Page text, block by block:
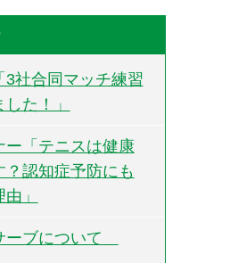
3社合同マッチ練習
た！」
ー「テニスは健康
？認知症予防にも
」
ーブについて